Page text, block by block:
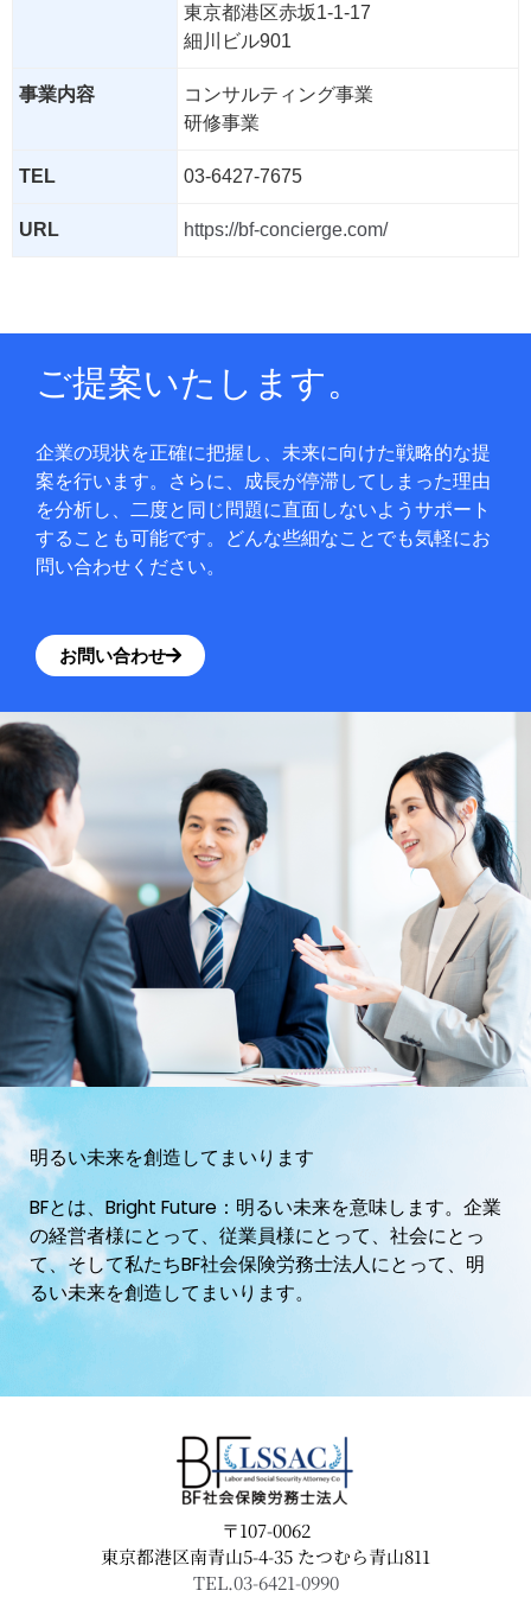
東京都港区赤坂1-1-17
細川ビル901
事業内容
コンサルティング事業
研修事業
TEL 03-6427-7675
URL https://bf-concierge.com/
ご提案いたします。
企業の現状を正確に把握し、未来に向けた戦略的な提
案を行います。さらに、成長が停滞してしまった理由
を分析し、二度と同じ問題に直面しないようサポート
することも可能です。どんな些細なことでも気軽にお
問い合わせください。
お問い合わせ
明るい未来を創造してまいります
BFとは、Bright Future：明るい未来を意味します。企業
の経営者様にとって、従業員様にとって、社会にとっ
て、そして私たちBF社会保険労務士法人にとって、明
るい未来を創造してまいります。
〒107-0062
東京都港区南青山5-4-35 たつむら青山811
TEL.03-6421-0990